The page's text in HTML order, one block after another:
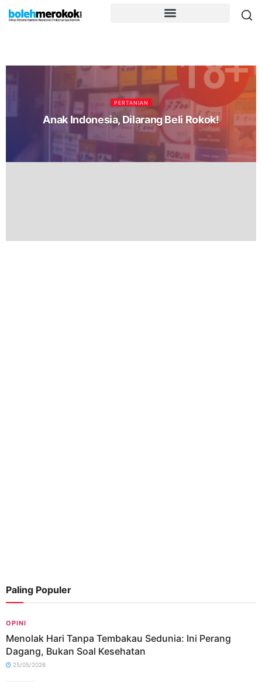
PERTANIAN
Anak Indonesia, Dilarang Beli Rokok!
Paling Populer
OPINI
Menolak Hari Tanpa Tembakau Sedunia: Ini Perang
Dagang, Bukan Soal Kesehatan
25/05/2026